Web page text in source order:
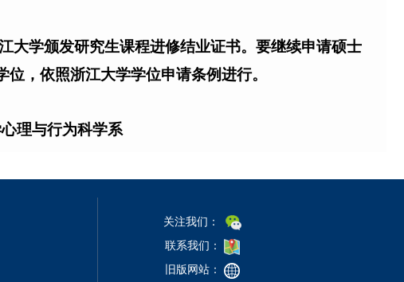
大学颁发研究生课程进修结业证书。要继续申请硕士
，依照浙江大学学位申请条例进行。
理与行为科学系
关注我们：
联系我们：
旧版网站：